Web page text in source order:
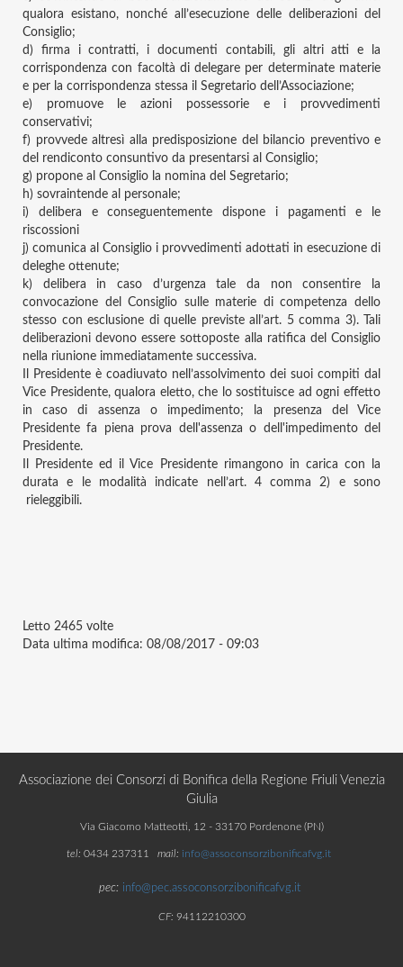
qualora esistano, nonché all’esecuzione delle deliberazioni del
Consiglio;
d)
firma i contratti, i documenti contabili, gli altri atti e la
corrispondenza con facoltà di delegare per determinate materie
e per la corrispondenza stessa il Segretario dell’Associazione;
e)
promuove le azioni possessorie e i provvedimenti
conservativi;
f) provvede altresì alla predisposizione del bilancio preventivo e
del rendiconto consuntivo da presentarsi al Consiglio;
g) propone al Consiglio la nomina del Segretario;
h) sovraintende al personale;
i)
delibera e conseguentemente dispone i pagamenti e le
riscossioni
j) comunica al Consiglio i provvedimenti adottati in esecuzione di
deleghe ottenute;
k)
delibera in caso d’urgenza tale da non consentire la
convocazione del Consiglio sulle materie di competenza dello
stesso con esclusione di quelle previste all’art. 5 comma 3). Tali
deliberazioni devono essere sottoposte alla ratifica del Consiglio
nella riunione immediatamente successiva.
Il Presidente è coadiuvato nell’assolvimento dei suoi compiti dal
Vice Presidente, qualora eletto, che lo sostituisce ad ogni effetto
in caso di assenza o impedimento; la presenza del Vice
Presidente fa piena prova dell'assenza o dell'impedimento del
Presidente.
Il Presidente ed il Vice Presidente rimangono in carica con la
durata e le modalità indicate nell’art. 4 comma 2) e sono
rieleggibili.
Letto 2465 volte
Data ultima modifica: 08/08/2017 - 09:03
Associazione dei Consorzi di Bonifica della Regione Friuli Venezia
Giulia
Via Giacomo Matteotti, 12 - 33170 Pordenone (PN)
tel: 0434 237311 mail: info@assoconsorzibonificafvg.it
pec: info@pec.assoconsorzibonificafvg.it
CF: 94112210300